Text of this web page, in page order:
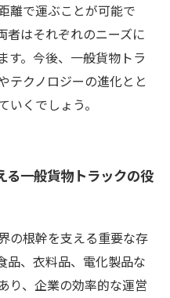
離で運ぶことが可能で
者はそれぞれのニーズに
す。今後、一般貨物トラ
テクノロジーの進化とと
くでしょう。
る一般貨物トラックの役
の根幹を支える重要な存
品、衣料品、電化製品な
り、企業の効率的な運営